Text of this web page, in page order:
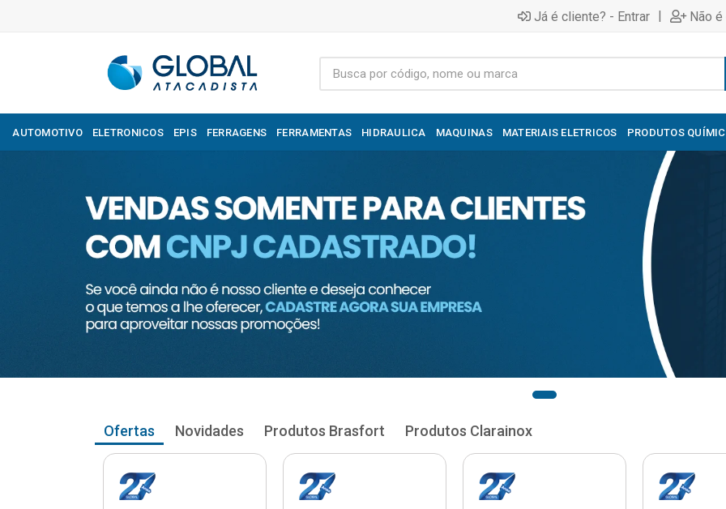
Já é cliente? - Entrar | Não
AUTOMOTIVO ELETRONICOS EPIS FERRAGENS FERRAMENTAS HIDRAULICA MAQUINAS MATERIAIS ELETRICOS PRODUTOS
Ofertas Novidades Produtos Brasfort Produtos Clarainox